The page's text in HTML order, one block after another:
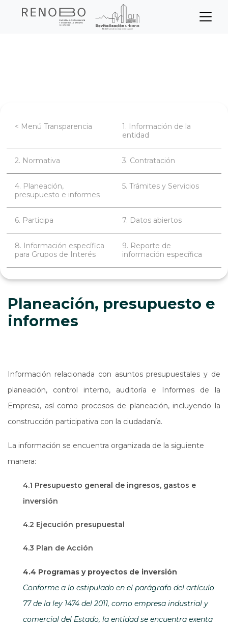
Sitio Web Empresa de
Transparencia
< Menú Transparencia
1. Información de la
entidad
2. Normativa 3. Contratación
4. Planeación,
presupuesto e informes
5. Trámites y Servicios
6. Participa 7. Datos abiertos
8. Información específica
para Grupos de Interés
9. Reporte de
información específica
Planeación, presupuesto e
informes
Información relacionada con asuntos presupuestales y de
planeación, control interno, auditoría e Informes de la
Empresa, así como procesos de planeación, incluyendo la
construcción participativa con la ciudadanía.
La información se encuentra organizada de la siguiente
manera:
4.1 Presupuesto general de ingresos, gastos e
inversión
4.2 Ejecución presupuestal
4.3 Plan de Acción
4.4 Programas y proyectos de inversión
Conforme a lo estipulado en el parágrafo del artículo
77 de la ley 1474 del 2011, como empresa industrial y
comercial del Estado, la entidad se encuentra exenta